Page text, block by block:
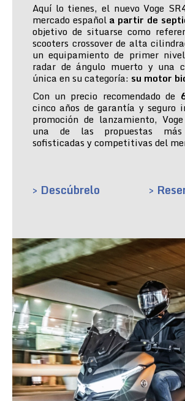
Aquí lo tienes, el nuevo Voge
mercado español a partir de
objetivo de situarse como
scooters crossover de alta
un equipamiento de primer
radar de ángulo muerto y una
única en su categoría: su motor
Con un precio recomendado de
cinco años de garantía y seguro
promoción de lanzamiento,
una de las propuestas más
sofisticadas y competitivas del
> Descúbrelo >